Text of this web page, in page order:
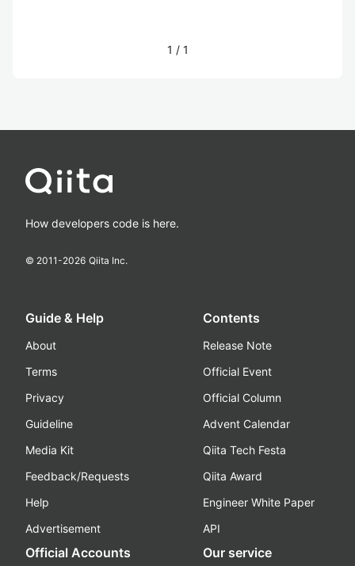
1 / 1
How developers code is here.
© 2011-2026 Qiita Inc.
Guide & Help
About
Terms
Privacy
Guideline
Media Kit
Feedback/Requests
Help
Advertisement
Contents
Release Note
Official Event
Official Column
Advent Calendar
Qiita Tech Festa
Qiita Award
Engineer White Paper
API
Official Accounts Our service